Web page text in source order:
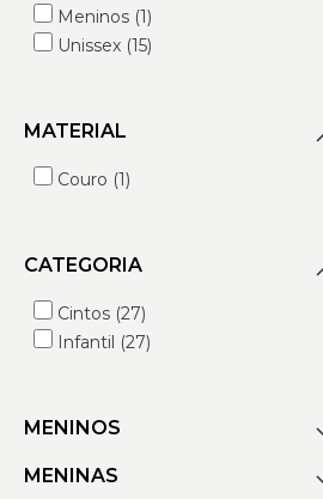
Meninos (1)
Unissex (15)
MATERIAL
Couro (1)
CATEGORIA
Cintos (27)
Infantil (27)
MENINOS
Cintos (27)
MENINAS